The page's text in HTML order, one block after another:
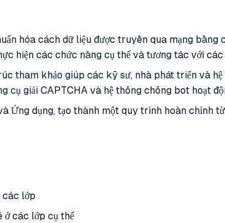
hóa cách dữ liệu được truyền qua mạng
hiện các chức năng cụ thể và tương tác với
tham khảo giúp các kỹ sư, nhà phát triển và
giải CAPTCHA và hệ thống chống bot hoạt
Ứng dụng, tạo thành một quy trình hoàn chỉnh
các lớp
ở các lớp cụ thể